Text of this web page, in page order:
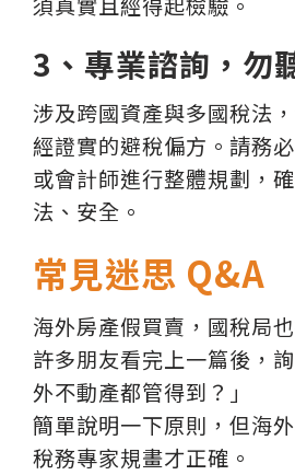
3、專業諮詢，勿
涉及跨國資產與多國稅法
經證實的避稅偏方。請務
或會計師進行整體規劃，
法、安全。
常見迷思 Q&A
海外房產假買賣，國稅局
許多朋友看完上一篇後，
外不動產都管得到？」
簡單說明一下原則，但海
稅務專家規畫才正確。